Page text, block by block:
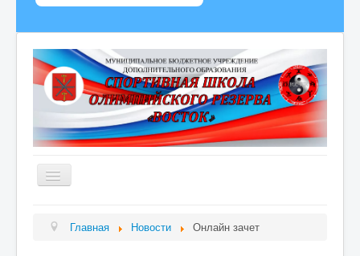
Главная Новости Онлайн зачет